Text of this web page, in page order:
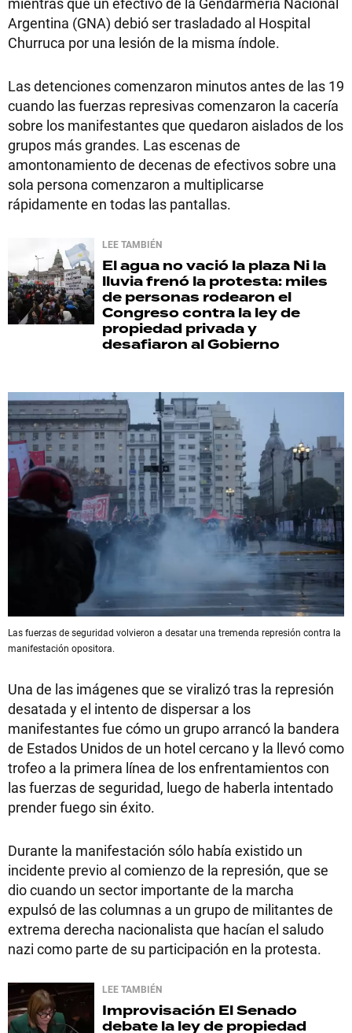
Argentina (GNA) debió ser trasladado al Hospital
Churruca por una lesión de la misma índole.
Las detenciones comenzaron minutos antes de las 19
cuando las fuerzas represivas comenzaron la cacería
sobre los manifestantes que quedaron aislados de los
grupos más grandes. Las escenas de
amontonamiento de decenas de efectivos sobre una
sola persona comenzaron a multiplicarse
rápidamente en todas las pantallas.
LEE TAMBIÉN
El agua no vació la plaza Ni la
lluvia frenó la protesta: miles
de personas rodearon el
Congreso contra la ley de
propiedad privada y
desafiaron al Gobierno
Las fuerzas de seguridad volvieron a desatar una tremenda represión contra la
manifestación opositora.
Una de las imágenes que se viralizó tras la represión
desatada y el intento de dispersar a los
manifestantes fue cómo un grupo arrancó la bandera
de Estados Unidos de un hotel cercano y la llevó como
trofeo a la primera línea de los enfrentamientos con
las fuerzas de seguridad, luego de haberla intentado
prender fuego sin éxito.
Durante la manifestación sólo había existido un
incidente previo al comienzo de la represión, que se
dio cuando un sector importante de la marcha
expulsó de las columnas a un grupo de militantes de
extrema derecha nacionalista que hacían el saludo
nazi como parte de su participación en la protesta.
LEE TAMBIÉN
Improvisación El Senado
debate la ley de propiedad